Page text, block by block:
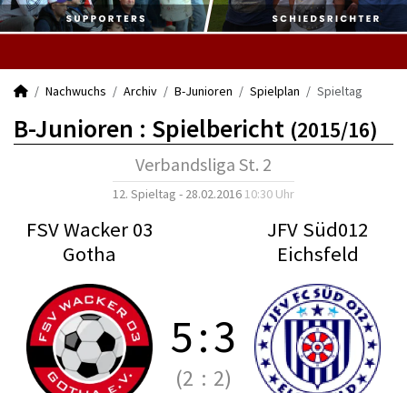
Nachwuchs Archiv B-Junioren Spielplan Spieltag
B-Junioren : Spielbericht (2015/16)
Verbandsliga St. 2
12. Spieltag - 28.02.2016 10:30 Uhr
FSV Wacker 03
Gotha
JFV Süd012
Eichsfeld
5:3
(2 : 2)